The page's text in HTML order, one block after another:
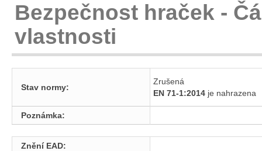
Bezpečnost hraček -
vlastnosti
Stav normy:
Zrušená
EN 71-1:2014 je
Poznámka:
Znění EAD: